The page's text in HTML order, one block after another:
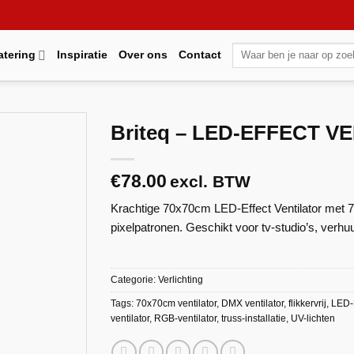
Inspiratie Over ons Contact
Zoeken
Briteq – LED-EFFECT
€78.00 excl. BTW
Krachtige 70x70cm LED-Effect Ventilator met
pixelpatronen. Geschikt voor tv-studio’s,
Categorie: Verlichting
Tags: 70x70cm ventilator, DMX ventilator, flikkervrij,
ventilator, RGB-ventilator, truss-installatie, UV-lichten